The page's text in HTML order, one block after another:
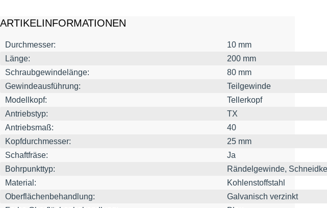
ARTIKELINFORMATIONEN
Durchmesser:
10 mm
Länge:
200 mm
Schraubgewindelänge:
80 mm
Gewindeausführung:
Teilgewinde
Modellkopf:
Tellerkopf
Antriebstyp:
TX
Antriebsmaß:
40
Kopfdurchmesser:
25 mm
Schaftfräse:
Ja
Bohrpunkttyp:
Rändelgewinde,
Material:
Kohlenstoffstahl
Oberflächenbehandlung:
Galvanisch verzinkt